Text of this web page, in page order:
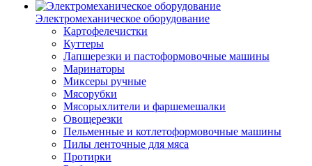
Электромеханическое оборудование
Картофелечистки
Куттеры
Лапшерезки и пастоформовочные машины
Маринаторы
Миксеры ручные
Мясорубки
Мясорыхлители и фаршемешалки
Овощерезки
Пельменные и котлетоформовочные машины
Пилы ленточные для мяса
Протирки